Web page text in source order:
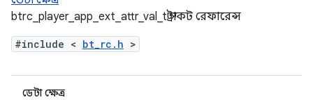
btrc_player_app_ext_attr_val_t স্ট্রাকট রেফারেন্স
#include < bt_rc.h >
ডেটা ক্ষেত্র